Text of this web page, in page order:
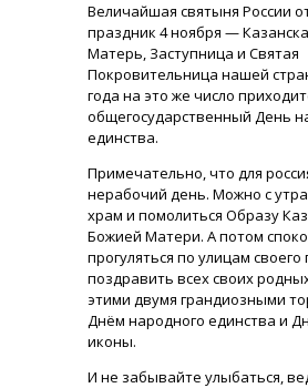
Величайшая святыня России
праздник 4 ноября —
Матерь, Заступница и Святая
Покровительница нашей
года на это же число
общегосударственный День
единства.
Примечательно, что для
нерабочий день. Можно с
храм и помолиться Образу
Божией Матери. А потом
прогуляться по улицам своего
поздравить всех своих
этими двумя грандиозными
Днём народного единства и
иконы.
И не забывайте улыбаться,